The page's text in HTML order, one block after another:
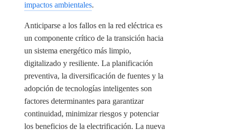
impactos ambientales.
Anticiparse a los fallos en la red eléctrica es
un componente crítico de la transición hacia
un sistema energético más limpio,
digitalizado y resiliente. La planificación
preventiva, la diversificación de fuentes y la
adopción de tecnologías inteligentes son
factores determinantes para garantizar
continuidad, minimizar riesgos y potenciar
los beneficios de la electrificación. La nueva